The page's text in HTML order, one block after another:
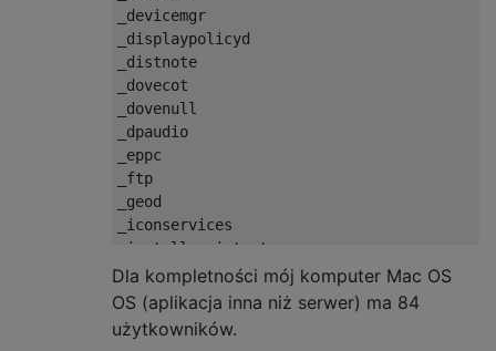
_devicemgr
_displaypolicyd
_distnote
_dovecot
_dovenull
_dpaudio
_eppc
_ftp
_geod
_iconservices
_installassistant
_installer
_jabber
_kadmin_admin
_kadmin_changepw
Dla kompletności mój komputer Mac OS
OS (aplikacja inna niż serwer) ma 84
użytkowników.